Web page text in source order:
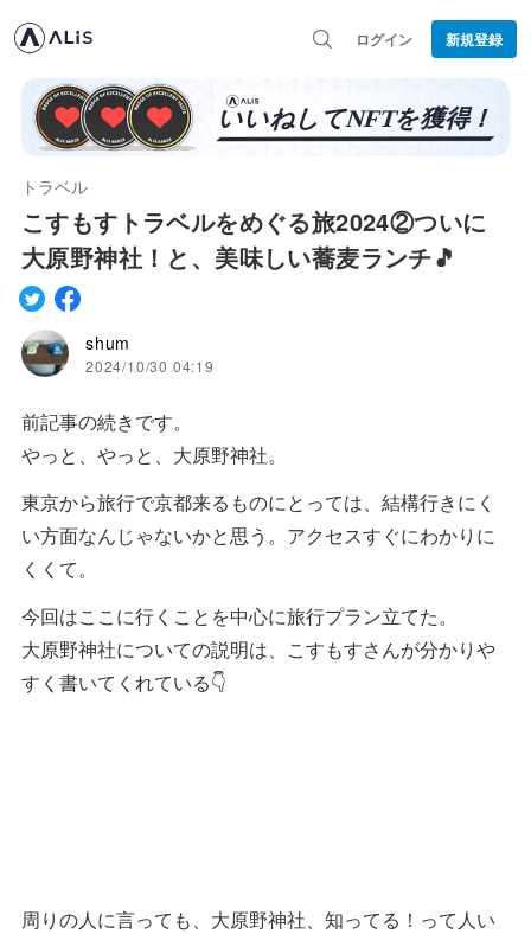
ログイン 新規登録
トラベル
こすもすトラベルをめぐる旅2024②ついに
大原野神社！と、美味しい蕎麦ランチ🎵
shum
2024/10/30 04:19
前記事の続きです。
やっと、やっと、大原野神社。
東京から旅行で京都来るものにとっては、結構行きにく
い方面なんじゃないかと思う。アクセスすぐにわかりに
くくて。
今回はここに行くことを中心に旅行プラン立てた。
大原野神社についての説明は、こすもすさんが分かりや
すく書いてくれている👇
周りの人に言っても、大原野神社、知ってる！って人い